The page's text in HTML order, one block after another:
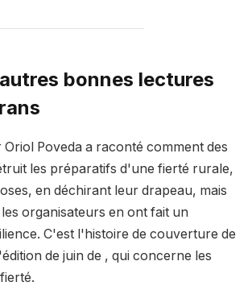
bonnes lectures
Poveda a raconté comment des
les préparatifs d'une fierté rurale,
en déchirant leur drapeau, mais
organisateurs en ont fait un
C'est l'histoire de couverture de
de juin de , qui concerne les